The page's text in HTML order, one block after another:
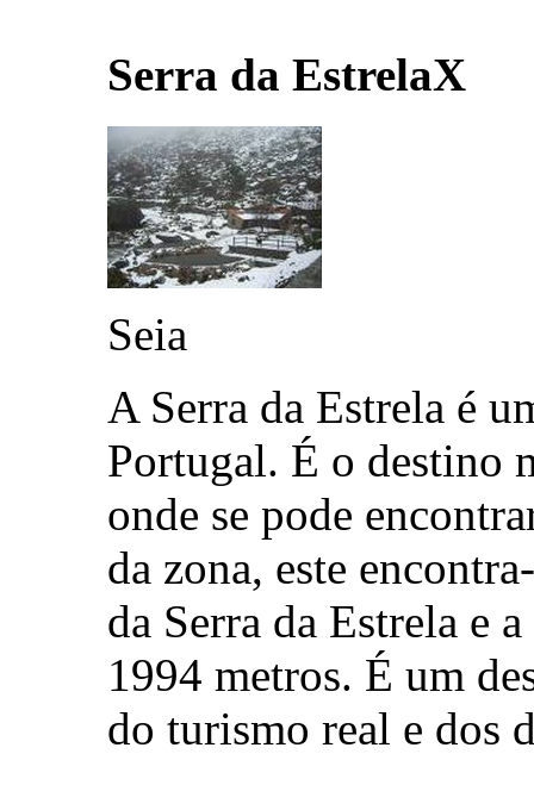
Serra da EstrelaX
Seia
A Serra da Estrela é
Portugal. É o destino
onde se pode
da zona, este
da Serra da Estrela e
1994 metros. É um
do turismo real e dos